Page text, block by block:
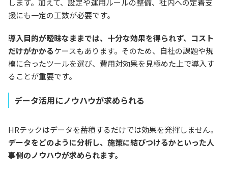
します。加えて、設定や運用ルールの整備、社内への定着支
援にも一定の工数が必要です。
導入目的が曖昧なままでは、十分な効果を得られず、コスト
だけがかかるケースもあります。そのため、自社の課題や規
模に合ったツールを選び、費用対効果を見極めた上で導入す
ることが重要です。
データ活用にノウハウが求められる
HRテックはデータを蓄積するだけでは効果を発揮しません。
データをどのように分析し、施策に結びつけるかといった人
事側のノウハウが求められます。